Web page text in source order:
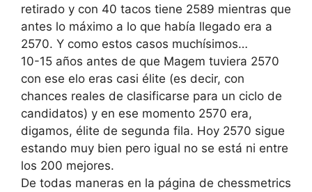
retirado y con 40 tacos tiene 2589 mientras que
antes lo máximo a lo que había llegado era a
2570. Y como estos casos muchísimos…
10-15 años antes de que Magem tuviera 2570
con ese elo eras casi élite (es decir, con
chances reales de clasificarse para un ciclo de
candidatos) y en ese momento 2570 era,
digamos, élite de segunda fila. Hoy 2570 sigue
estando muy bien pero igual no se está ni entre
los 200 mejores.
De todas maneras en la página de chessmetrics